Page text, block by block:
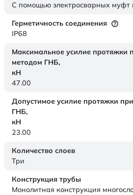
С помощью электросварных муфт
Герметичность соединения
IP68
Максимальное усилие протяжки
методом ГНБ,
кН
47.00
Допустимое усилие протяжки
ГНБ,
кН
23.00
Количество слоев
Три
Конструкция трубы
Монолитная конструкция